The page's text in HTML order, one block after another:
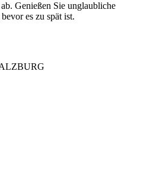
Genießen Sie unglaubliche
es zu spät ist.